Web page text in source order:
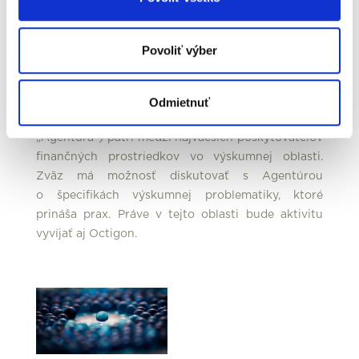
Povoliť výber
Odmietnuť
operačných programov z programového obdobia
2007 – 2013, ako napríklad Operačný program
a hospodársky rast a Informatizácia spoločnosti.
„Agentúra“) patrí medzi najväčších poskytovateľov
finančných prostriedkov vo výskumnej oblasti.
Zväz má možnosť diskutovať s Agentúrou
o špecifikách výskumnej problematiky, ktoré
prináša prax. Práve v tejto oblasti bude aktivitu
vyvíjať aj Octigon.